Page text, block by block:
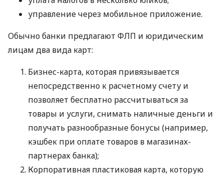
управление через мобильное приложение.
Обычно банки предлагают ФЛП и юридическим
лицам два вида карт:
Бизнес-карта, которая привязывается
непосредственно к расчетному счету и
позволяет бесплатно рассчитываться за
товары и услуги, снимать наличные деньги и
получать разнообразные бонусы (например,
кэшбек при оплате товаров в магазинах-
партнерах банка);
Корпоративная пластиковая карта, которую